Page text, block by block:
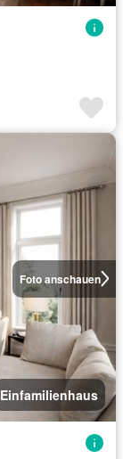
Foto anschauen
Einfamilienhaus